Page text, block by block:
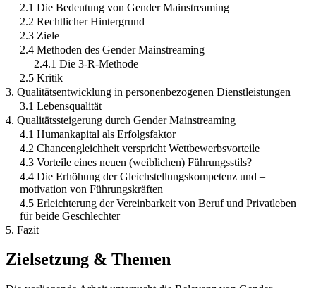
2.1 Die Bedeutung von Gender Mainstreaming
2.2 Rechtlicher Hintergrund
2.3 Ziele
2.4 Methoden des Gender Mainstreaming
2.4.1 Die 3-R-Methode
2.5 Kritik
3. Qualitätsentwicklung in personenbezogenen Dienstleistungen
3.1 Lebensqualität
4. Qualitätssteigerung durch Gender Mainstreaming
4.1 Humankapital als Erfolgsfaktor
4.2 Chancengleichheit verspricht Wettbewerbsvorteile
4.3 Vorteile eines neuen (weiblichen) Führungsstils?
4.4 Die Erhöhung der Gleichstellungskompetenz und –
motivation von Führungskräften
4.5 Erleichterung der Vereinbarkeit von Beruf und Privatleben
für beide Geschlechter
5. Fazit
Zielsetzung & Themen